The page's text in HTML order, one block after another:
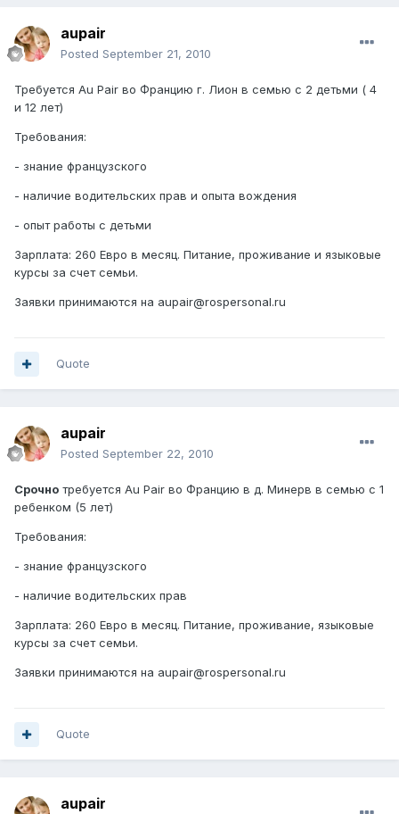
aupair
Posted September 21, 2010
Требуется Au Pair во Францию г. Лион в семью с 2 детьми ( 4
и 12 лет)
Требования:
- знание французского
- наличие водительских прав и опыта вождения
- опыт работы с детьми
Зарплата: 260 Евро в месяц. Питание, проживание и языковые
курсы за счет семьи.
Заявки принимаются на aupair@rospersonal.ru
Quote
aupair
Posted September 22, 2010
Срочно требуется Au Pair во Францию в д. Минерв в семью с 1
ребенком (5 лет)
Требования:
- знание французского
- наличие водительских прав
Зарплата: 260 Евро в месяц. Питание, проживание, языковые
курсы за счет семьи.
Заявки принимаются на aupair@rospersonal.ru
Quote
aupair